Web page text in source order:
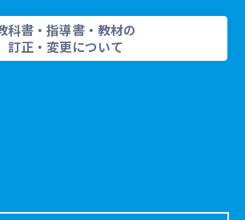
科書・指導書・教材の
訂正・変更について